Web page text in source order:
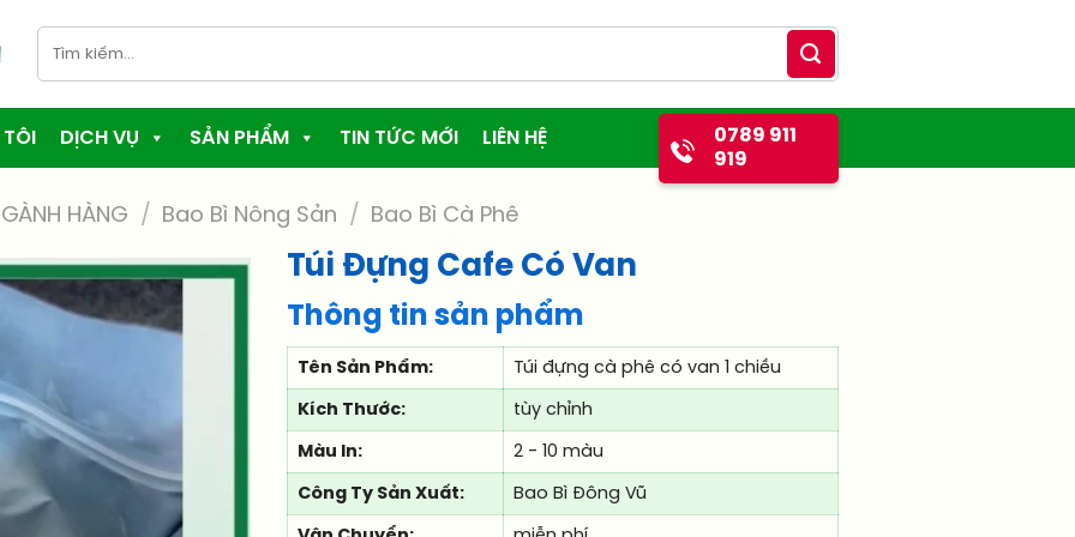
kiếm:
DỊCH VỤ SẢN PHẨM TIN TỨC MỚI LIÊN HỆ
0789 911
919
HÀNG / Bao Bì Nông Sản / Bao Bì Cà Phê
Túi Đựng Cafe Có Van
Thông tin sản phẩm
Tên Sản Phẩm: Túi đựng cà phê có van 1 chiều
Kích Thước: tùy chỉnh
Màu In: 2 - 10 màu
Công Ty Sản Xuất: Bao Bì Đông Vũ